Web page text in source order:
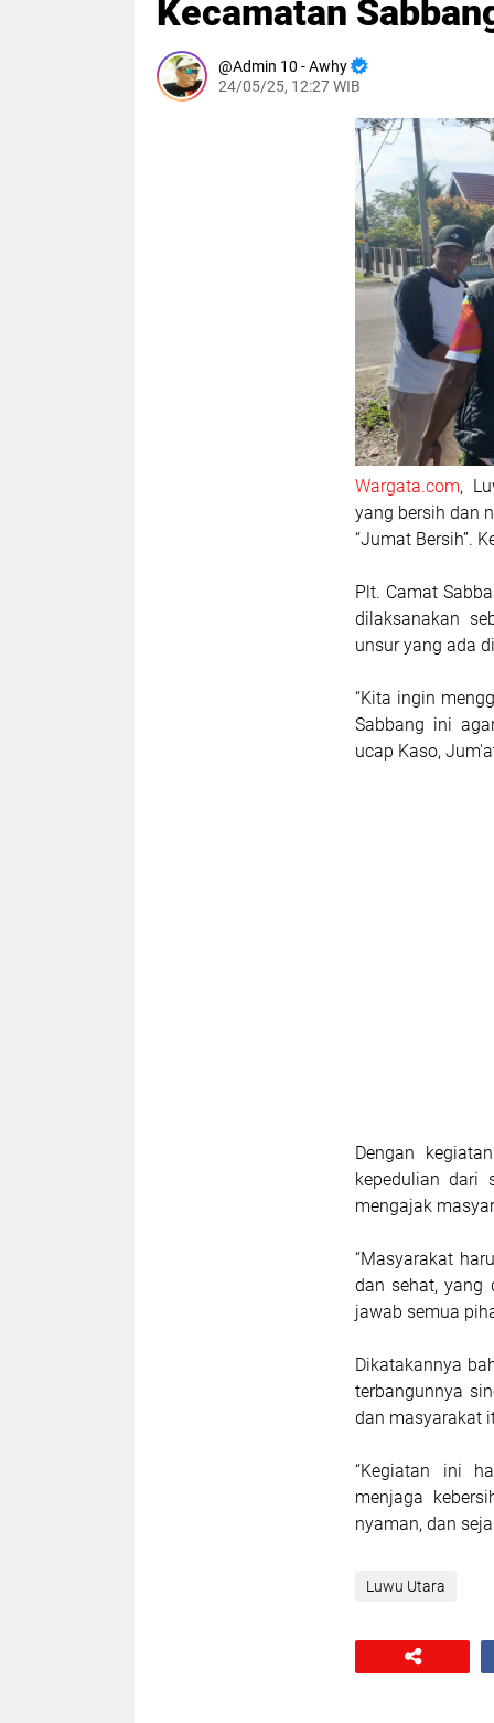
Kecamatan
Admin 10 - Awhy
24/05/25, 12:27 WIB
Wargata.com,
yang bersih dan
“Jumat Bersih”.
Plt. Camat
dilaksanakan
unsur yang ada
“Kita ingin
Sabbang ini
ucap Kaso,
Dengan
kepedulian dari
mengajak
“Masyarakat
dan sehat, yang
jawab semua
Dikatakannya
terbangunnya
dan masyarakat
“Kegiatan ini
menjaga
nyaman, dan
Luwu Utara